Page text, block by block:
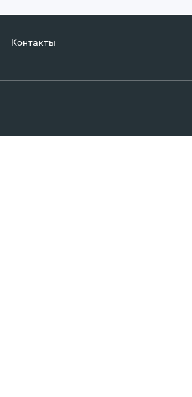
Контакты